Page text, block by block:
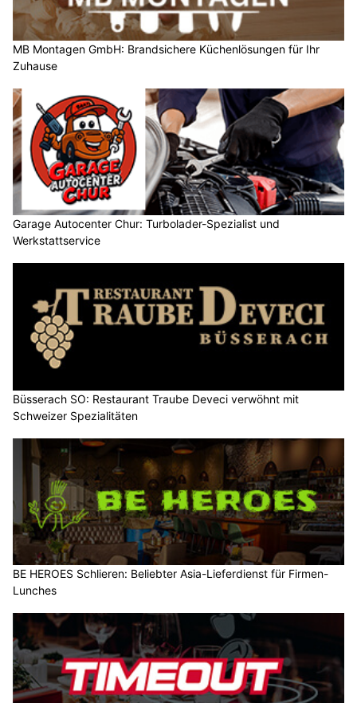
MB Montagen GmbH: Brandsichere Küchenlösungen für Ihr
Zuhause
Garage Autocenter Chur: Turbolader-Spezialist und
Werkstattservice
Büsserach SO: Restaurant Traube Deveci verwöhnt mit
Schweizer Spezialitäten
BE HEROES Schlieren: Beliebter Asia-Lieferdienst für Firmen-
Lunches